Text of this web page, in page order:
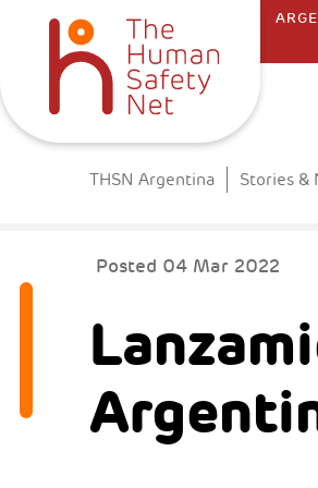
THSN Argentina Stories &
Posted 04 Mar 2022